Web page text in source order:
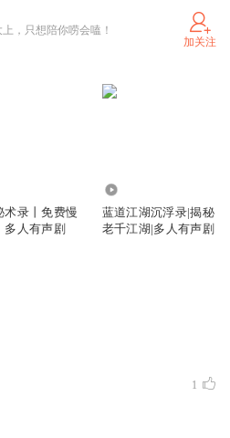
，只想陪你唠会嗑！
加关注
术录丨免费慢
多人有声剧
蓝道江湖沉浮录|揭秘
老千江湖|多人有声剧
1